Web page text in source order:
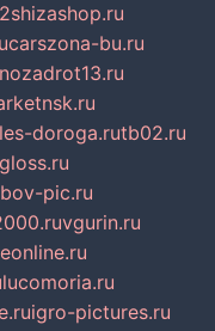
2shizashop.ru
carszona-bu.ru
doroga.rutb02.ru
pic.ru
vgurin.ru
lucomoria.ru
igro-pictures.ru